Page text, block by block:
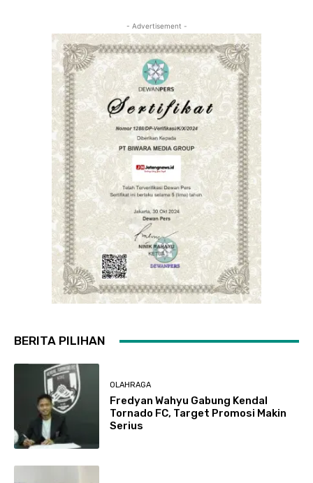
- Advertisement -
BERITA PILIHAN
OLAHRAGA
Fredyan Wahyu Gabung Kendal
Tornado FC, Target Promosi Makin
Serius